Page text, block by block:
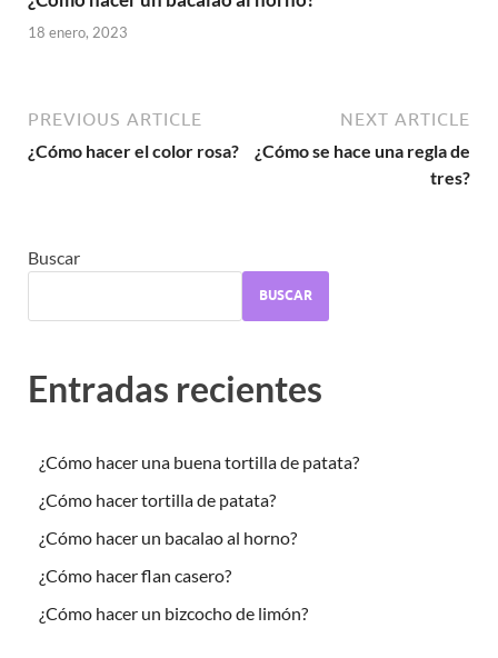
18 enero, 2023
PREVIOUS ARTICLE
¿Cómo hacer el color rosa?
NEXT ARTICLE
¿Cómo se hace una regla de
tres?
Buscar
BUSCAR
Entradas recientes
¿Cómo hacer una buena tortilla de patata?
¿Cómo hacer tortilla de patata?
¿Cómo hacer un bacalao al horno?
¿Cómo hacer flan casero?
¿Cómo hacer un bizcocho de limón?